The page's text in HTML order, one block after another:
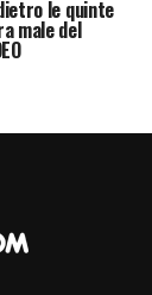
le quinte
male del